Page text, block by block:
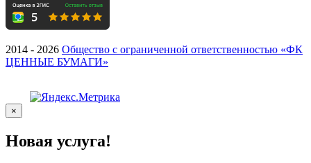
2014 - 2026 Общество с ограниченной ответственностью «ФК
ЦЕННЫЕ БУМАГИ»
×
Новая услуга!